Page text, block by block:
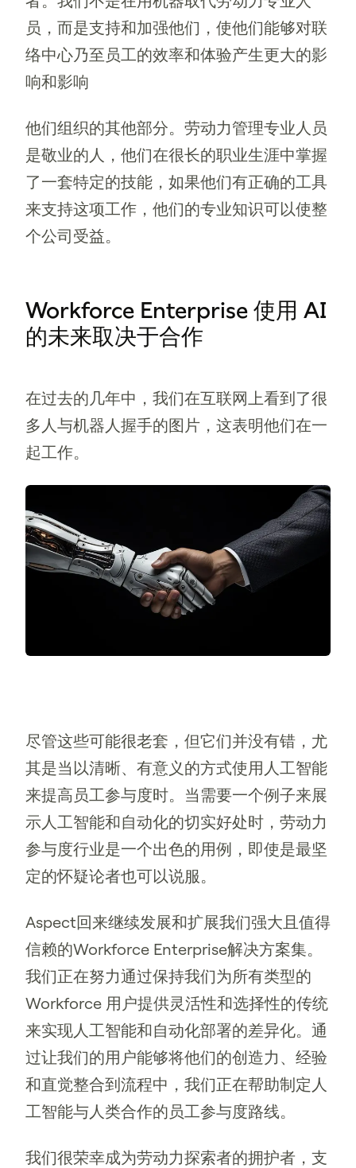
员，而是支持和加强他们，使他们能够对联
络中心乃至员工的效率和体验产生更大的影
响和影响
他们组织的其他部分。劳动力管理专业人员
是敬业的人，他们在很长的职业生涯中掌握
了一套特定的技能，如果他们有正确的工具
来支持这项工作，他们的专业知识可以使整
个公司受益。
Workforce Enterprise 使用 AI
的未来取决于合作
在过去的几年中，我们在互联网上看到了很
多人与机器人握手的图片，这表明他们在一
起工作。
尽管这些可能很老套，但它们并没有错，尤
其是当以清晰、有意义的方式使用人工智能
来提高员工参与度时。当需要一个例子来展
示人工智能和自动化的切实好处时，劳动力
参与度行业是一个出色的用例，即使是最坚
定的怀疑论者也可以说服。
Aspect回来继续发展和扩展我们强大且值得
信赖的Workforce Enterprise解决方案集。
我们正在努力通过保持我们为所有类型的
Workforce 用户提供灵活性和选择性的传统
来实现人工智能和自动化部署的差异化。通
过让我们的用户能够将他们的创造力、经验
和直觉整合到流程中，我们正在帮助制定人
工智能与人类合作的员工参与度路线。
我们很荣幸成为劳动力探索者的拥护者，支